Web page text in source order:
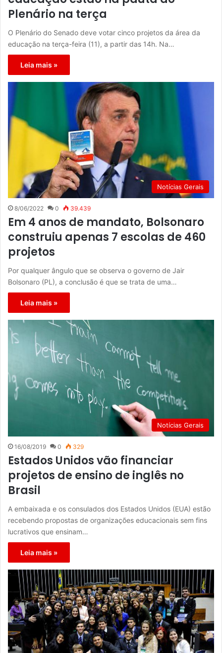
Plenário na terça
O Plenário do Senado deve votar cinco projetos da área da
educação na terça-feira (11), a partir das 14h. Na…
Leia mais »
Notícias Gerais
8/06/2022 0 39.439
Em 4 anos de mandato, Bolsonaro
construiu apenas 7 escolas de 460
projetos
Por qualquer ângulo que se observa o governo de Jair
Bolsonaro (PL), a conclusão é que se trata de uma…
Leia mais »
Notícias Gerais
16/08/2019 0 329
Estados Unidos vão financiar
projetos de ensino de inglês no
Brasil
A embaixada e os consulados dos Estados Unidos (EUA) estão
recebendo propostas de organizações educacionais sem fins
lucrativos que ensinam…
Leia mais »